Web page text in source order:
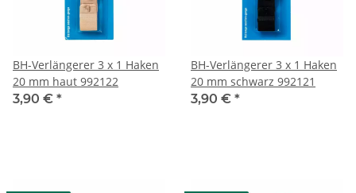
BH-Verlängerer 3 x 1 Haken
20 mm haut 992122
3,90 € *
BH-Verlängerer 3 x 1 Haken
20 mm schwarz 992121
3,90 € *